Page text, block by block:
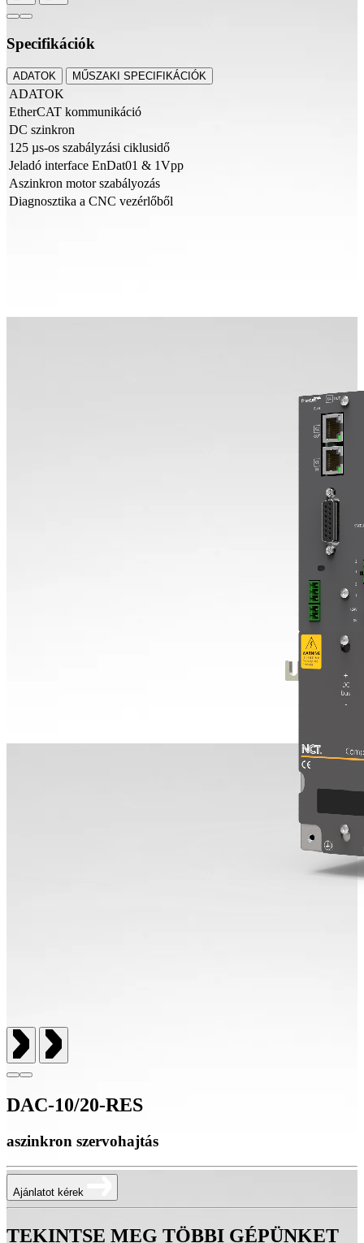
Specifikációk
ADATOK MŰSZAKI SPECIFIKÁCIÓK
ADATOK
EtherCAT kommunikáció
DC szinkron
125 µs-os szabályzási ciklusidő
Jeladó interface EnDat01 & 1Vpp
Aszinkron motor szabályozás
Diagnosztika a CNC vezérlőből
DAC-10/20-RES
aszinkron szervohajtás
Ajánlatot kérek
TEKINTSE MEG TÖBBI GÉPÜNKET